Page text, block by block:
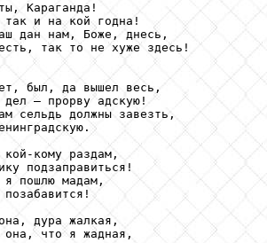
Караганда!
так и на кой годна!
дан нам, Боже, днесь,
так то не хуже здесь!
был, да вышел весь,
дел — прорву адскую!
сельдь должны завезть,
кому раздам,
подзаправиться!
я пошлю мадам,
позабавится!
дура жалкая,
она, что я жадная,